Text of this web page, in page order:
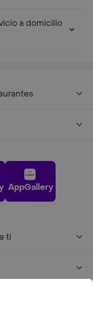
a domicilio
AppGallery
ti